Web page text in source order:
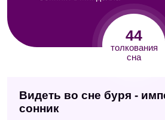
44
толкования
сна
Семейный сонник
Сонник Нины Гришиной
Сонник Юноны
Видеть во сне буря -
сонник